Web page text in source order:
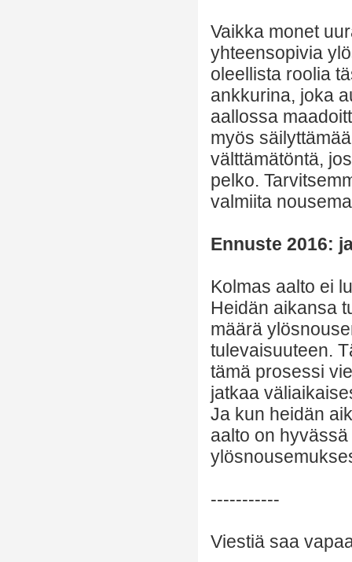
Vaikka monet
yhteensopivia
oleellista roolia
ankkurina, joka
aallossa
myös
välttämätöntä,
pelko.
valmiita
Ennuste 2016:
Kolmas aalto ei
Heidän aikansa
määrä
tulevaisuuteen.
tämä prosessi
jatkaa
Ja kun heidän
aalto on
-----------
Viestiä saa